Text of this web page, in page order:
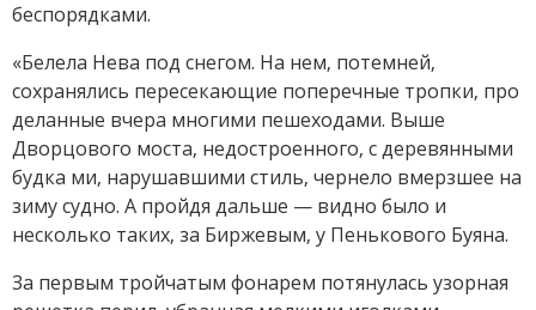
беспорядками.
«Белела Нева под снегом. На нем, потемней,
сохранялись пересекающие поперечные тропки, про
деланные вчера многими пешеходами. Выше
Дворцового моста, недостроенного, с деревянными
будка ми, нарушавшими стиль, чернело вмерзшее на
зиму судно. А пройдя дальше — видно было и
несколько таких, за Биржевым, у Пенькового Буяна.
За первым тройчатым фонарем потянулась узорная